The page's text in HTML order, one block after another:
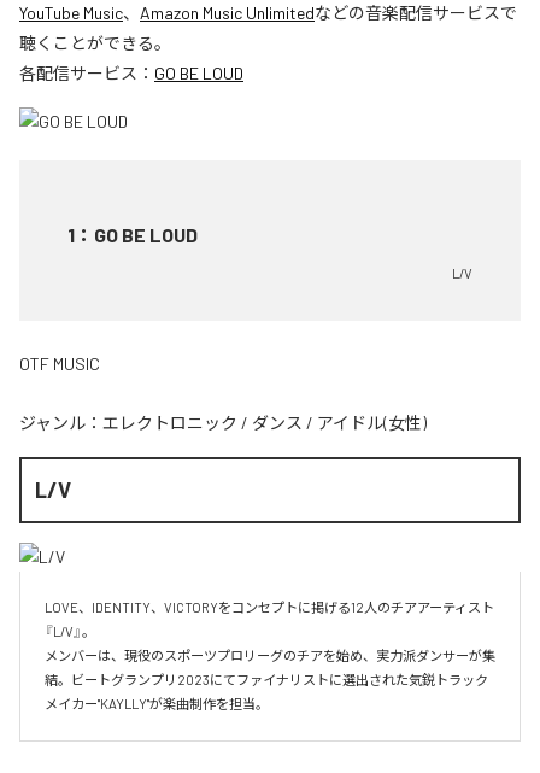
YouTube Music、 Amazon Music Unlimitedなどの音楽配信サービスで
聴くことができる。
各配信サービス： GO BE LOUD
1 ： GO BE LOUD
L/V
OTF MUSIC
ジャンル： エレクトロニック / ダンス / アイドル(女性)
L/V
LOVE、IDENTITY、VICTORYをコンセプトに掲げる12人のチアアーティスト
『L/V』。
メンバーは、現役のスポーツプロリーグのチアを始め、実力派ダンサーが集
結。ビートグランプリ2023にてファイナリストに選出された気鋭トラック
メイカー"KAYLLY"が楽曲制作を担当。